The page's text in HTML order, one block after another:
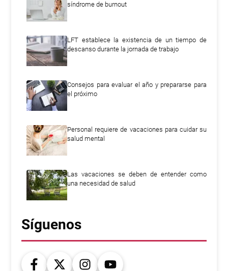
síndrome de burnout
LFT establece la existencia de un tiempo de
descanso durante la jornada de trabajo
Consejos para evaluar el año y prepararse para
el próximo
Personal requiere de vacaciones para cuidar su
salud mental
Las vacaciones se deben de entender como
una necesidad de salud
Síguenos